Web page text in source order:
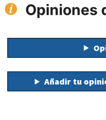
Opiniones
Añadir tu